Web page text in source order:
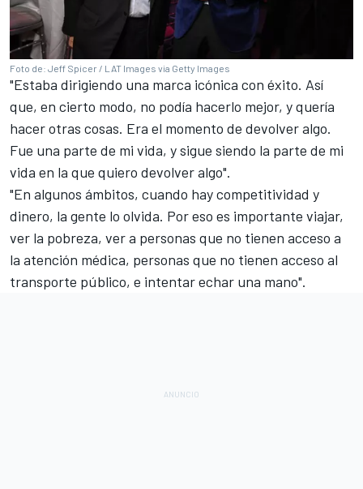
Foto de: Jeff Spicer / LAT Images via Getty Images
"Estaba dirigiendo una marca icónica con éxito. Así
que, en cierto modo, no podía hacerlo mejor, y quería
hacer otras cosas. Era el momento de devolver algo.
Fue una parte de mi vida, y sigue siendo la parte de mi
vida en la que quiero devolver algo".
"En algunos ámbitos, cuando hay competitividad y
dinero, la gente lo olvida. Por eso es importante viajar,
ver la pobreza, ver a personas que no tienen acceso a
la atención médica, personas que no tienen acceso al
transporte público, e intentar echar una mano".